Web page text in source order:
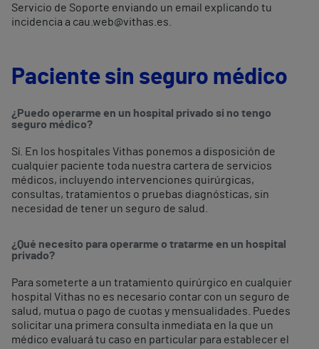
Servicio de Soporte enviando un email explicando tu
incidencia a cau.web@vithas.es.
Paciente sin seguro médico
¿Puedo operarme en un hospital privado si no tengo
seguro médico?
Sí. En los hospitales Vithas ponemos a disposición de
cualquier paciente toda nuestra cartera de servicios
médicos, incluyendo intervenciones quirúrgicas,
consultas, tratamientos o pruebas diagnósticas, sin
necesidad de tener un seguro de salud.
¿Qué necesito para operarme o tratarme en un hospital
privado?
Para someterte a un tratamiento quirúrgico en cualquier
hospital Vithas no es necesario contar con un seguro de
salud, mutua o pago de cuotas y mensualidades. Puedes
solicitar una primera consulta inmediata en la que un
médico evaluará tu caso en particular para establecer el